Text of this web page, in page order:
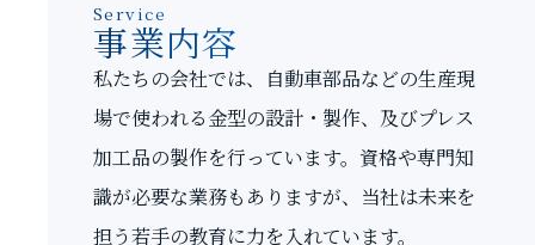
Service
事業内容
私たちの会社では、自動車部品などの生産現
場で使われる金型の設計・製作、及びプレス
加工品の製作を行っています。資格や専門知
識が必要な業務もありますが、当社は未来を
担う若手の教育に力を入れています。